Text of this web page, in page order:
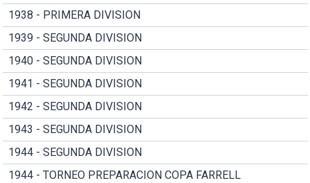
1938 - PRIMERA DIVISION
1939 - SEGUNDA DIVISION
1940 - SEGUNDA DIVISION
1941 - SEGUNDA DIVISION
1942 - SEGUNDA DIVISION
1943 - SEGUNDA DIVISION
1944 - SEGUNDA DIVISION
1944 - TORNEO PREPARACION COPA FARRELL